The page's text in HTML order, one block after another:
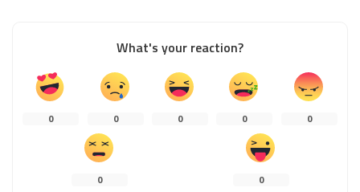
What's your reaction?
0 0 0 0 0
0 0